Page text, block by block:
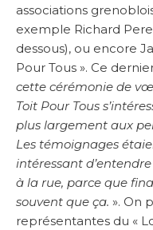
associations
exemple Richard
dessous), ou encore
Pour Tous ». Ce
cette cérémonie de
Toit Pour Tous
plus largement aux
Les témoignages
intéressant
à la rue, parce que
souvent que ça. ». On
représentantes du «